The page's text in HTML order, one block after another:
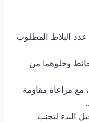
البلاط المطلوب
وخلوهما من
مع مراعاة مقاومة
البدء لتجنب